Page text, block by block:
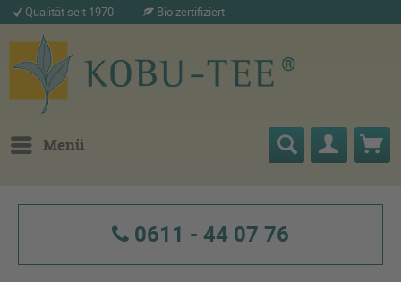
Qualität seit 1970 Bio zertifiziert
Menü
0611 - 44 07 76